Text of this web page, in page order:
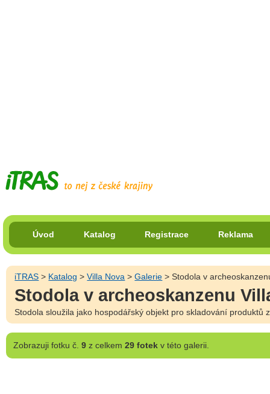
Úvod Katalog Registrace Reklama
iTRAS > Katalog >Villa Nova >Galerie > Stodola v
Stodola v archeoskanzenu
Stodola sloužila jako hospodářský objekt pro skladování produktů
Zobrazujifotku č. 9z celkem 29 fotekv této galerii.